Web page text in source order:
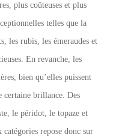
plus coûteuses et plus
telles que la
les rubis, les émeraudes et
En revanche, les
bien qu’elles puissent
certaine brillance. Des
le péridot, le topaze et
repose donc sur